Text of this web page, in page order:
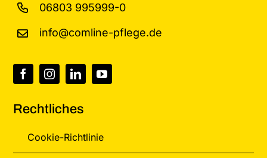
06803 995999-0
info@comline-pflege.de
Rechtliches
Cookie-Richtlinie